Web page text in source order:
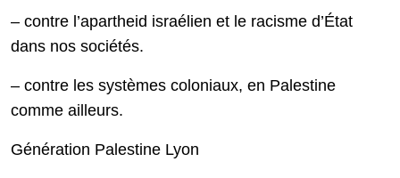
– contre l’apartheid israélien et le racisme d’État
dans nos sociétés.
– contre les systèmes coloniaux, en Palestine
comme ailleurs.
Génération Palestine Lyon